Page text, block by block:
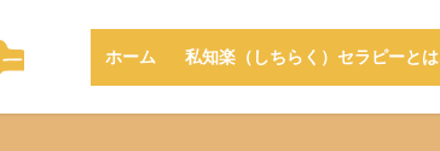
ホーム 私知楽（しちらく）セラピーとは